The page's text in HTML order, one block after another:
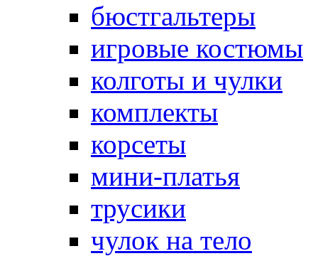
бюстгальтеры
игровые костюмы
колготы и чулки
комплекты
корсеты
мини-платья
трусики
чулок на тело